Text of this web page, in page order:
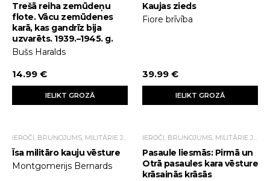
Trešā reiha zemūdeņu
flote. Vācu zemūdenes
karā, kas gandrīz bija
uzvarēts. 1939.–1945. g.
Bušs Haralds
14.99 €
IELIKT GROZĀ
Kaujas zieds
Fiore brīvība
39.99 €
IELIKT GROZĀ
IEROČI, BRUŅOJUMS, MILITĀRIE JAUTĀJUMI
Īsa militāro kauju vēsture
Montgomerijs Bernards
IEROČI, BRUŅOJUMS, MILITĀRIE JAUTĀJUMI
Pasaule liesmās: Pirmā un
Otrā pasaules kara vēsture
krāsainās krāsās